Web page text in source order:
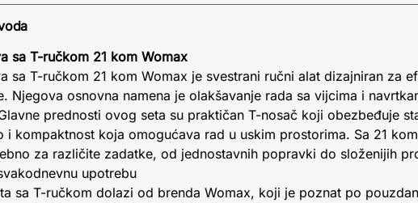
sa T-ručkom 21 kom Womax
sa T-ručkom 21 kom Womax je svestrani ručni alat dizajniran za
Njegova osnovna namena je olakšavanje rada sa vijcima i
prednosti ovog seta su praktičan T-nosač koji obezbeđuje
i kompaktnost koja omogućava rad u uskim prostorima. Sa 21
za različite zadatke, od jednostavnih popravki do složenijih
upotrebu
sa T-ručkom dolazi od brenda Womax, koji je poznat po